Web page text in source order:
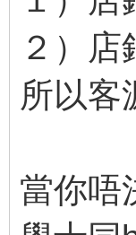
２）
所以客
當你唔